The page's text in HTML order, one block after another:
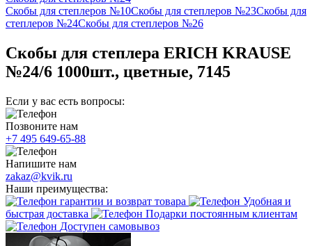
Скобы для степлеров №10Скобы для степлеров №23Скобы для
степлеров №24Скобы для степлеров №26
Скобы для степлера ERICH KRAUSE
№24/6 1000шт., цветные, 7145
Если у вас есть вопросы:
Позвоните нам
+7 495 649-65-88
Напишите нам
zakaz@kvik.ru
Наши преимущества:
гарантии и возврат товара
Удобная и
быстрая доставка
Подарки постоянным клиентам
Доступен самовывоз